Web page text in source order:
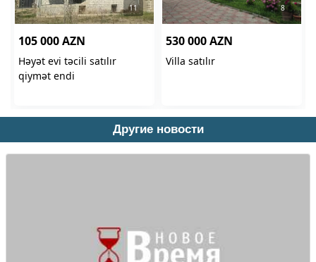
Другие новости